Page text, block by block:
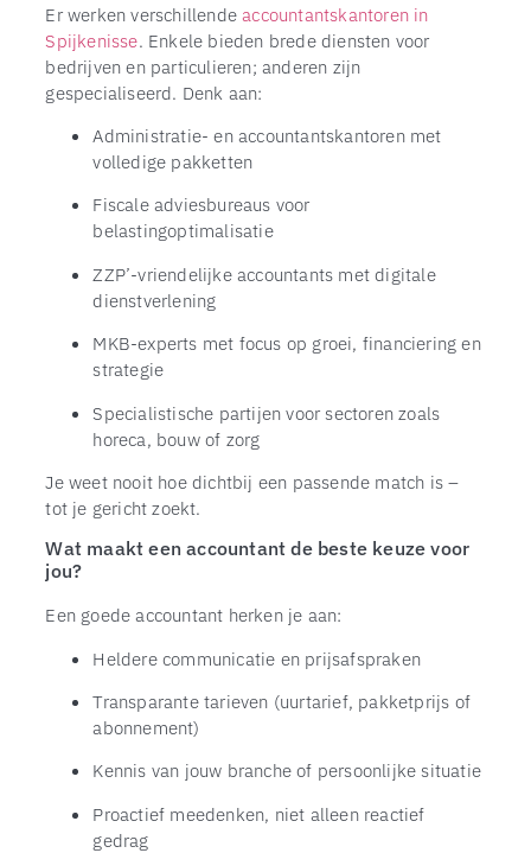
Er werken verschillendeaccountantskantoren in
Spijkenisse. Enkele bieden brede diensten voor
bedrijven en particulieren; anderen zijn
gespecialiseerd. Denk aan:
Administratie- en accountantskantoren met
volledige pakketten
Fiscale adviesbureaus voor
belastingoptimalisatie
ZZP’-vriendelijke accountants met digitale
dienstverlening
MKB-experts met focus op groei, financiering en
strategie
Specialistische partijen voor sectoren zoals
horeca, bouw of zorg
Je weet nooit hoe dichtbij een passende match is –
tot je gericht zoekt.
Wat maakt een accountant de beste keuze voor
jou?
Een goede accountant herken je aan:
Heldere communicatie en prijsafspraken
Transparante tarieven (uurtarief, pakketprijs of
abonnement)
Kennis van jouw branche of persoonlijke situatie
Proactief meedenken, niet alleen reactief
gedrag